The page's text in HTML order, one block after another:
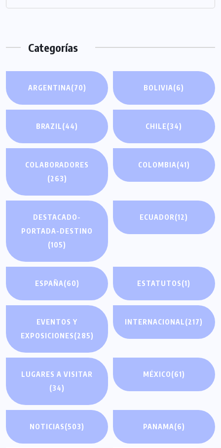
Categorías
ARGENTINA(70) BOLIVIA(6)
BRAZIL(44) CHILE(34)
COLABORADORES
(263)
COLOMBIA(41)
DESTACADO-
PORTADA-DESTINO
(105)
ECUADOR(12)
ESPAÑA(60) ESTATUTOS(1)
EVENTOS Y
EXPOSICIONES(285)
INTERNACIONAL(217)
LUGARES A VISITAR
(34)
MÉXICO(61)
NOTICIAS(503) PANAMA(6)